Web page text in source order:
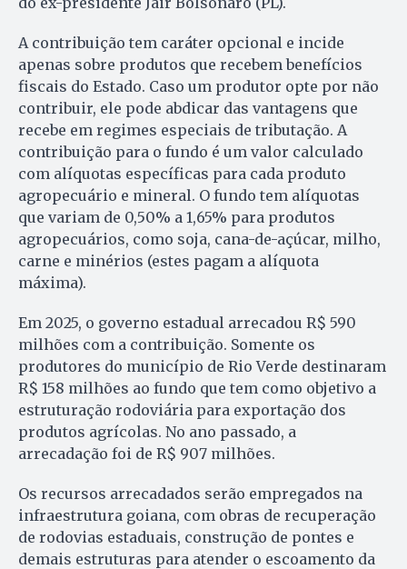
A contribuição tem caráter opcional e incide
apenas sobre produtos que recebem benefícios
fiscais do Estado. Caso um produtor opte por não
contribuir, ele pode abdicar das vantagens que
recebe em regimes especiais de tributação. A
contribuição para o fundo é um valor calculado
com alíquotas específicas para cada produto
agropecuário e mineral. O fundo tem alíquotas
que variam de 0,50% a 1,65% para produtos
agropecuários, como soja, cana-de-açúcar, milho,
carne e minérios (estes pagam a alíquota
máxima).
Em 2025, o governo estadual arrecadou R$ 590
milhões com a contribuição. Somente os
produtores do município de Rio Verde destinaram
R$ 158 milhões ao fundo que tem como objetivo a
estruturação rodoviária para exportação dos
produtos agrícolas. No ano passado, a
arrecadação foi de R$ 907 milhões.
Os recursos arrecadados serão empregados na
infraestrutura goiana, com obras de recuperação
de rodovias estaduais, construção de pontes e
demais estruturas para atender o escoamento da